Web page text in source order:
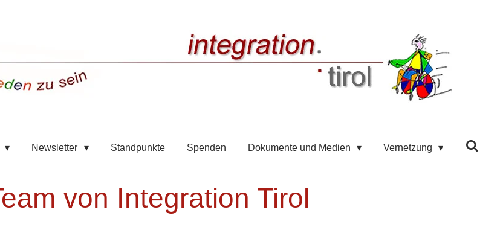
Newsletter Standpunkte Spenden Dokumente und Medien Vernetzung
von Integration Tirol